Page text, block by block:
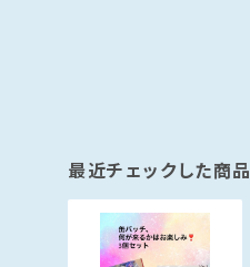
最近チェックした商品